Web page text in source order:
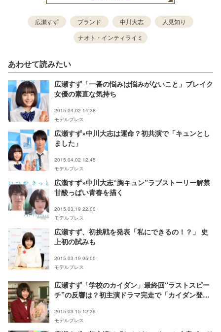
広瀬すず ブランド 中川大志
人見知り
ナオト・インティライミ
あわせて読みたい
広瀬すず「一番の悩みは悩みがないこと」ブレイク
女優の素直な気持ち
2015.04.02 14:38
モデルプレス
広瀬すず×中川大志は運命？初共演で「キュンとし
ました」
2015.04.02 12:45
モデルプレス
広瀬すず×中川大志“胸キュン”ラブストーリー解禁
甘酸っぱい青春を描く
2015.03.19 22:00
モデルプレス
広瀬すず、初挑戦を発表「私にできるの！？」 史
上初の試みも
2015.03.19 05:00
モデルプレス
広瀬すず「学校のカイダン」最終回“ラストスピー
チ”の反響は？初主演ドラマ完走で「カイダン登り
2015.03.15 12:39
モデルプレス